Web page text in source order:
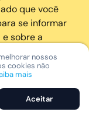
que você
se informar
sobre a
fiscais ou
através da
clientes. A
tipo de
nossos
cookies não
mais
Aceitar